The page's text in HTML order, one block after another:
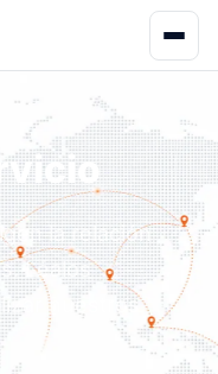
la relación
Léalos
nuestros